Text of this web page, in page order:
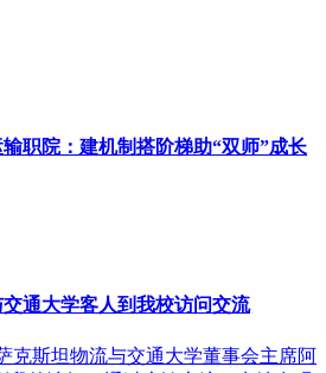
输职院：建机制搭阶梯助“双师”成长
通大学客人到我校访问交流
克斯坦物流与交通大学董事会主席阿